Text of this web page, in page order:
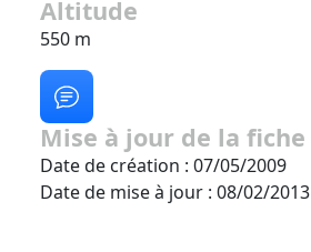
Altitude
550 m
Mise à jour de la fiche
Date de création : 07/05/2009
Date de mise à jour : 08/02/2013